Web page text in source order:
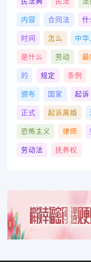
内容 合同法 什
时间 怎么 中华
是什么 劳动 最
的 规定 条例
颁布 国家 起诉
正式 起诉离婚
恐怖主义 律师
劳动法 抚养权